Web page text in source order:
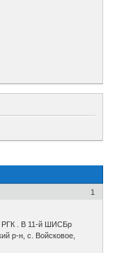
1
РГК . В 11-й ШИСБр
р-н, с. Войсковое,